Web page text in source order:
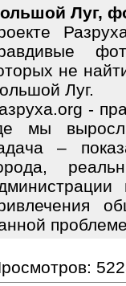
Луг,
не
Луг.
-
мы
–